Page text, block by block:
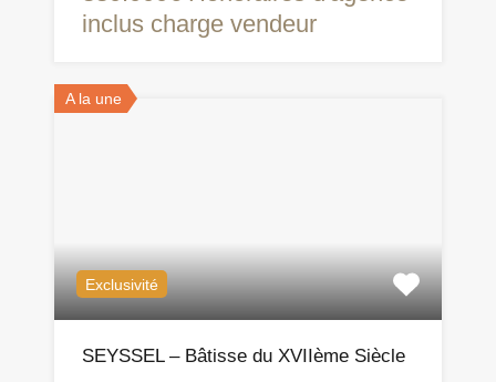
inclus charge vendeur
A la une
Exclusivité
SEYSSEL – Bâtisse du XVIIème Siècle